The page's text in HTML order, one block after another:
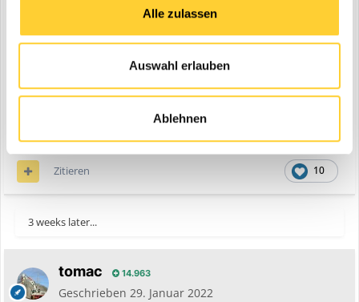
Alle zulassen
Auswahl erlauben
Ablehnen
10
Zitieren
3 weeks later...
tomac 14.963
Geschrieben 29. Januar 2022